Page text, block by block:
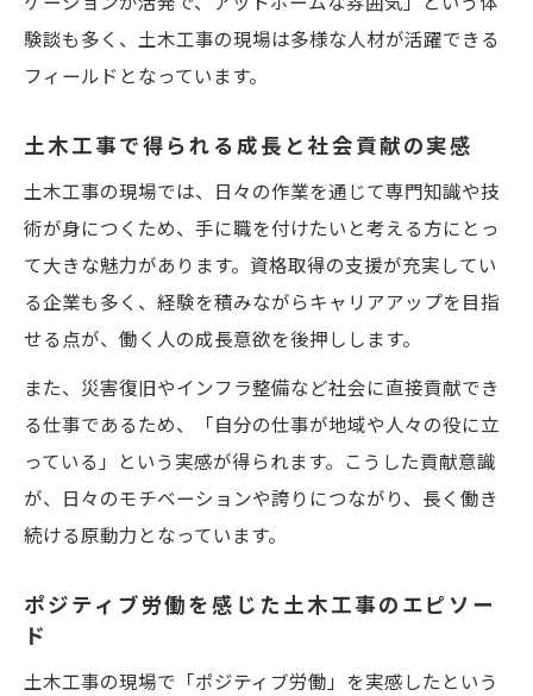
験談も多く、土木工事の現場は多様な人材が活躍できる
フィールドとなっています。
土木工事で得られる成長と社会貢献の実感
土木工事の現場では、日々の作業を通じて専門知識や技
術が身につくため、手に職を付けたいと考える方にとっ
て大きな魅力があります。資格取得の支援が充実してい
る企業も多く、経験を積みながらキャリアアップを目指
せる点が、働く人の成長意欲を後押しします。
また、災害復旧やインフラ整備など社会に直接貢献でき
る仕事であるため、「自分の仕事が地域や人々の役に立
っている」という実感が得られます。こうした貢献意識
が、日々のモチベーションや誇りにつながり、長く働き
続ける原動力となっています。
ポジティブ労働を感じた土木工事のエピソー
ド
土木工事の現場で「ポジティブ労働」を実感したという